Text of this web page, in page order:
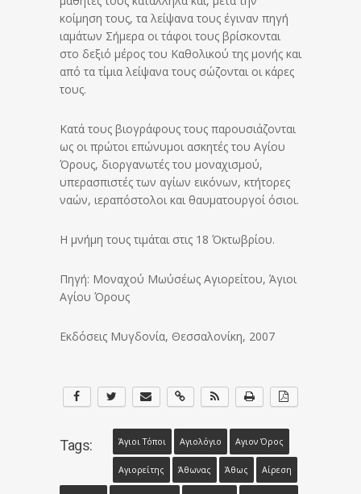
κοίμηση τους, τα λείψανα τους έγιναν πηγή
ιαμάτων Σήμερα οι τάφοι τους βρίσκονται
στο δεξιό μέρος του Καθολικού της μονής και
από τα τίμια λείψανα τους σώζονται οι κάρες
τους.
Κατά τους βιογράφους τους παρουσιάζονται
ως οι πρώτοι επώνυμοι ασκητές του Αγίου
Όρους, διοργανωτές του μοναχισμού,
υπερασπιστές των αγίων εικόνων, κτήτορες
ναών, ιεραπόστολοι και θαυματουργοί όσιοι.
Η μνήμη τους τιμάται στις 18 Όκτωβρίου.
Πηγή: Μοναχού Μωύσέως Αγιορείτου, Άγιοι
Αγίου Όρους
Εκδόσεις Μυγδονία, Θεσσαλονίκη, 2007
Tags: Άγιοι Τόποι Αγιολόγιο Αγιον Όρος
Αγιορείτης Άθωνας Άθως Αίρεση